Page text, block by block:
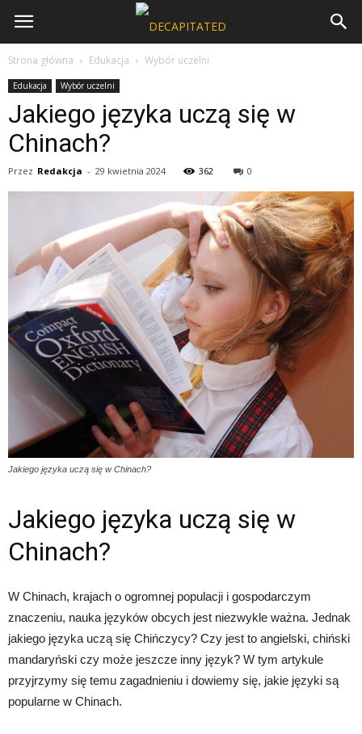
Strona główna Edukacja Wybór uczelni
Edukacja Wybór uczelni
Jakiego języka uczą się w
Chinach?
Przez Redakcja - 29 kwietnia 2024 362 0
Jakiego języka uczą się w Chinach?
Jakiego języka uczą się w
Chinach?
W Chinach, krajach o ogromnej populacji i gospodarczym
znaczeniu, nauka języków obcych jest niezwykle ważna. Jednak
jakiego języka uczą się Chińczycy? Czy jest to angielski, chiński
mandaryński czy może jeszcze inny język? W tym artykule
przyjrzymy się temu zagadnieniu i dowiemy się, jakie języki są
popularne w Chinach.